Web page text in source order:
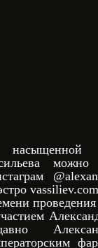
насыщенной